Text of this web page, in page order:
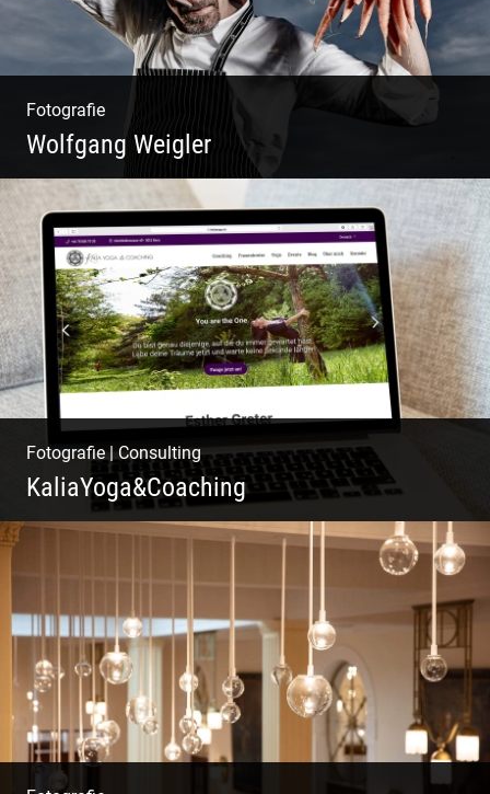
Fotografie
Wolfgang Weigler
W.U.F.O. Food Orbiter | Event Gastronomie |
Catering Service | Essen & Trinken
Fotografie|Consulting
KaliaYoga&Coaching
Pint- & Webdesign, Fotografie & Corporate-